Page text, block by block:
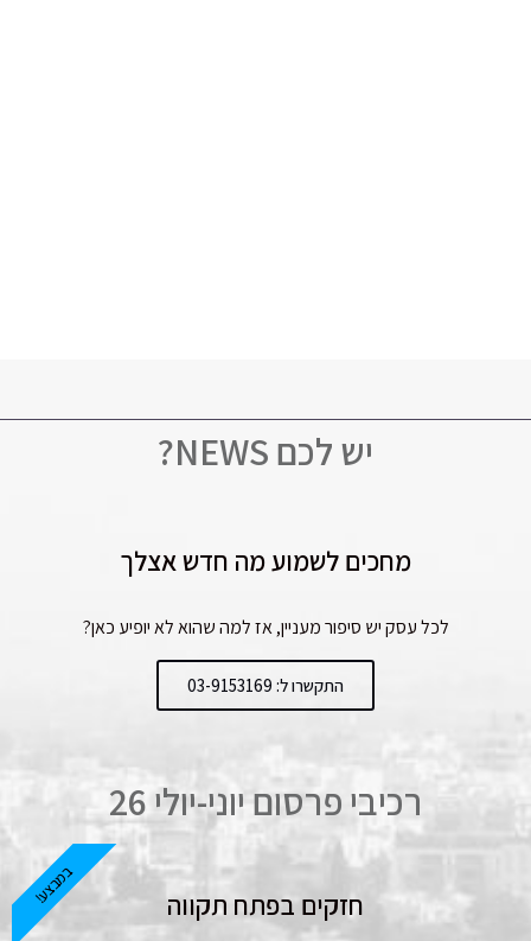
יש לכם NEWS?
מחכים לשמוע מה חדש אצלך
לכל עסק יש סיפור מעניין, אז למה שהוא לא יופיע כאן?
התקשרו ל: 03-9153169
רכיבי פרסום יוני-יולי 26
חזקים בפתח תקווה במבצע!